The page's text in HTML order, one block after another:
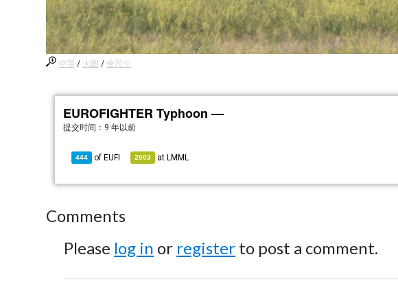
中等 / 大图 / 全尺寸
EUROFIGHTER Typhoon —
提交时间： 9 年以前
444 of EUFI 2003 at LMML
Comments
Please log in or register to post a comment.